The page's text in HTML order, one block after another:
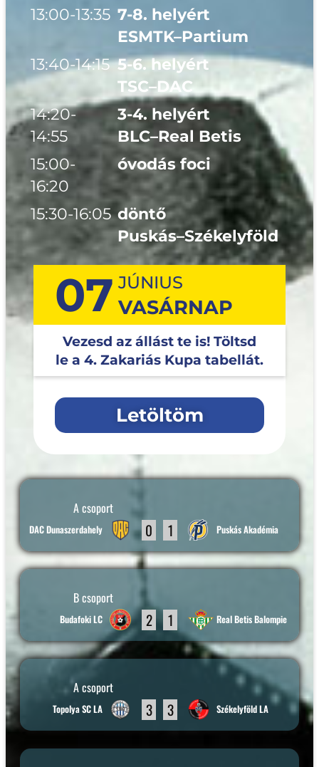
13:00-13:35 7-8. helyért
ESMTK–Partium
13:40-14:15 5-6. helyért
TSC–DAC
14:20-
14:55
3-4. helyért
BLC–Real Betis
15:00-
16:20
óvodás foci
15:30-16:05 döntő
Puskás–Székelyföld
07
Vezesd az állást te is! Töltsd
le a 4. Zakariás Kupa tabellát.
Letöltöm
A csoport
DAC Dunaszerdahely 0 1 Puskás Akadémia
B csoport
Budafoki LC 2 1 Real Betis Balompie
A csoport
Topolya SC LA 3 3 Székelyföld LA